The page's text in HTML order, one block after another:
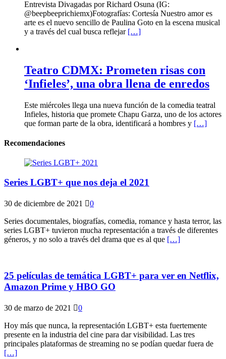
Entrevista Divagadas por Richard Osuna (IG:
@beepbeeprichiemx)Fotografías: Cortesía Nuestro amor es
arte es el nuevo sencillo de Paulina Goto en la escena musical
y a través del cual busca reflejar […]
Teatro CDMX: Prometen risas con
‘Infieles’, una obra llena de enredos
Este miércoles llega una nueva función de la comedia teatral
Infieles, historia que promete Chapu Garza, uno de los actores
que forman parte de la obra, identificará a hombres y […]
Recomendaciones
Series LGBT+ que nos deja el 2021
30 de diciembre de 2021 0
Series documentales, biografías, comedia, romance y hasta terror, las
series LGBT+ tuvieron mucha representación a través de diferentes
géneros, y no solo a través del drama que es al que […]
25 películas de temática LGBT+ para ver en Netflix,
Amazon Prime y HBO GO
30 de marzo de 2021 0
Hoy más que nunca, la representación LGBT+ esta fuertemente
presente en la industria del cine para dar visibilidad. Las tres
principales plataformas de streaming no se podían quedar fuera de
[…]